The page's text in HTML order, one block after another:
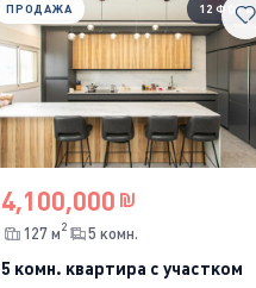
12 ФОТО
ПРОДАЖА
4,100,000
127 м2 5 комн.
5 комн. квартира с участком